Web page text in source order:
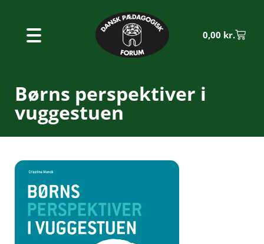
0,00 kr.
Børns perspektiver i
vuggestuen